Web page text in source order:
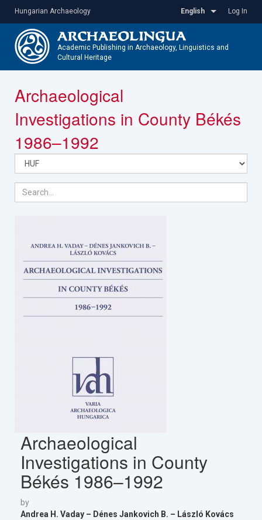
content
Hungarian Archaeology Log In
English
Academic Publishing in Archaeology, Linguistics and
Cultural Heritage
Archaeological
Investigations in County Békés
1986–1992
Archaeological
Investigations in County
Békés 1986–1992
by
Andrea H. Vaday – Dénes Jankovich B. – László Kovács